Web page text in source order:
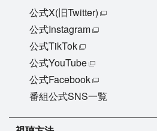
公式X(旧Twitter)
公式Instagram
公式TikTok
公式YouTube
公式Facebook
番組公式SNS一覧